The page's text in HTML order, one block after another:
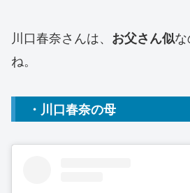
川口春奈さんは、 お父さん似
ね。
・川口春奈の母